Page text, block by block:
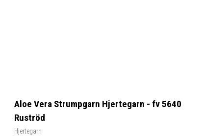
Aloe Vera Strumpgarn Hjertegarn - fv 5640
Ruströd
Hjertegarn